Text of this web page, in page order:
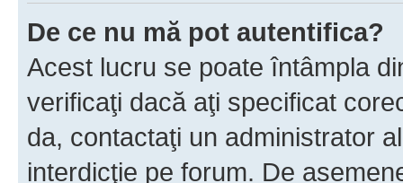
De ce nu mă pot autentifica?
Acest lucru se poate întâmpla
verificaţi dacă aţi specificat
da, contactaţi un administrator
interdicţie pe forum. De